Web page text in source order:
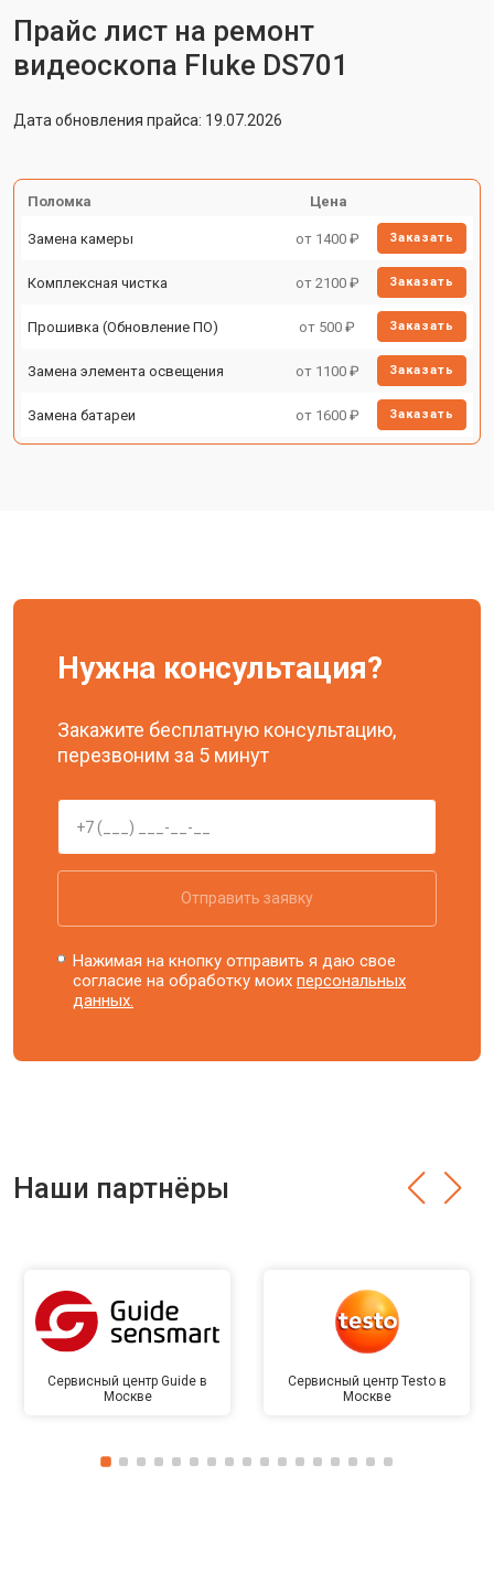
Прайс лист на ремонт
видеоскопа Fluke DS701
Дата обновления прайса: 19.07.2026
Поломка Цена
Замена камеры от 1400 ₽ Заказать
Комплексная чистка от 2100 ₽ Заказать
Прошивка (Обновление ПО) от 500 ₽ Заказать
Замена элемента освещения от 1100 ₽ Заказать
Замена батареи от 1600 ₽ Заказать
Нужна консультация?
Закажите бесплатную консультацию,
перезвоним за 5 минут
Отправить заявку
Нажимая на кнопку отправить я даю свое
согласие на обработку моихперсональных
данных.
Наши партнёры
Сервисный центр Guide в
Москве
Сервисный центр Testo в
Москве